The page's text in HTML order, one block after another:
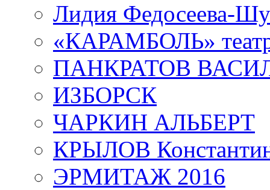
Лидия Федосеева-
«КАРАМБОЛЬ»
ПАНКРАТОВ
ИЗБОРСК
ЧАРКИН АЛЬБЕРТ
КРЫЛОВ
ЭРМИТАЖ 2016